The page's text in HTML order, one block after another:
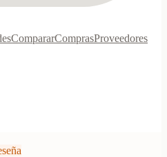
CompararComprasProveedores